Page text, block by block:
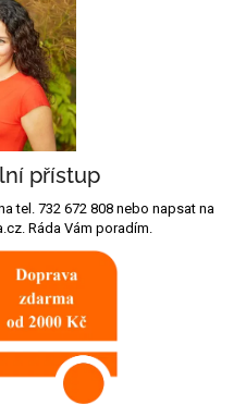
přístup
tel. 732 672 808 nebo napsat na
Ráda Vám poradím.